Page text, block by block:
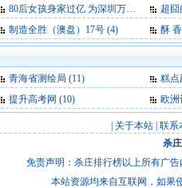
80后女孩身家过亿 为深圳万润科技“三当家” (4)
超囧
制造全胜（澳盘）17号 (4) 酥
青海省测绘局 (11)
糕点
提升高考网 (10) 欧洲
关于本站 联系
杀
免责声明：杀庄排行榜以上所有广
本站资源均来自互联网，如果